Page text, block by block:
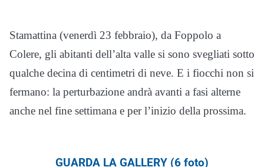
Stamattina (venerdì 23 febbraio), da Foppolo a
Colere, gli abitanti dell’alta valle si sono svegliati sotto
qualche decina di centimetri di neve. E i fiocchi non si
fermano: la perturbazione andrà avanti a fasi alterne
anche nel fine settimana e per l’inizio della prossima.
GUARDA LA GALLERY (6 foto)